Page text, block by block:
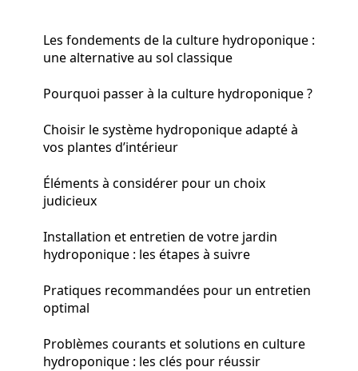
Les fondements de la culture hydroponique :
une alternative au sol classique
Pourquoi passer à la culture hydroponique ?
Choisir le système hydroponique adapté à
vos plantes d’intérieur
Éléments à considérer pour un choix
judicieux
Installation et entretien de votre jardin
hydroponique : les étapes à suivre
Pratiques recommandées pour un entretien
optimal
Problèmes courants et solutions en culture
hydroponique : les clés pour réussir